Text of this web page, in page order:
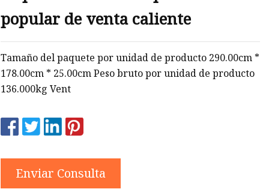
popular de venta caliente
Tamaño del paquete por unidad de producto 290.00cm *
178.00cm * 25.00cm Peso bruto por unidad de producto
136.000kg Vent
Enviar Consulta